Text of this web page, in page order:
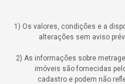
1) Os valores, condições e a
alterações sem aviso
2) As informações sobre
imóveis são fornecidas
cadastro e podem não